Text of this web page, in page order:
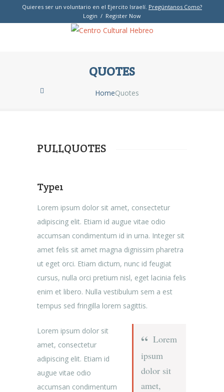
Quieres ser un voluntario en el Ejercito Israelí. Pregúntanos Como?
Login / Register Now
QUOTES
HomeQuotes
PULLQUOTES
Type1
Lorem ipsum dolor sit amet, consectetur
adipiscing elit. Etiam id augue vitae odio
accumsan condimentum id in urna. Integer sit
amet felis sit amet magna dignissim pharetra
ut eget orci. Etiam dictum, nunc id feugiat
cursus, nulla orci pretium nisl, eget lacinia felis
enim et libero. Nulla vestibulum sem a est
tempus sed fringilla lorem sagittis.
Lorem
ipsum
dolor sit
amet,
Lorem ipsum dolor sit
amet, consectetur
adipiscing elit. Etiam id
augue vitae odio
accumsan condimentum